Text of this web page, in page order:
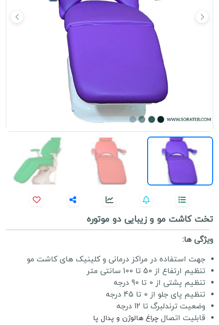
تخت کاشت مو و زیبایی دو موتوره
ویژگی ها:
جهت استفاده در مراکز درمانی و کلینیک های کاشت مو
تنظیم ارتفاع از 50 تا 100 سانتی متر
تنظیم پشتی از 0 تا 90 درجه
تنظیم پای جلو از 0 تا 45 درجه
وضعیت ترندلبرگ تا 12 درجه
قابلیت اتصال چراغ هالوژن و پدال پا